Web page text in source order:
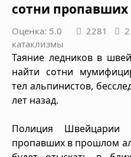
сотни
Оценка: 5.0 2281 2
катаклизмы
Таяние ледников в
найти сотни
тел альпинистов,
лет назад.
Полиция Швейцарии
пропавших в прошлом